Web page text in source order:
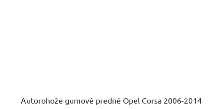
Autorohože gumové predné Opel Corsa 2006-2014